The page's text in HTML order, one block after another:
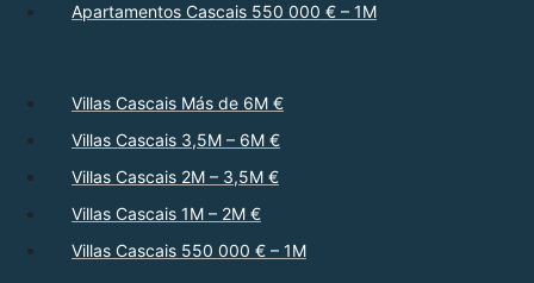
Apartamentos Cascais 550 000 € – 1M
Villas Cascais Más de 6M €
Villas Cascais 3,5M – 6M €
Villas Cascais 2M – 3,5M €
Villas Cascais 1M – 2M €
Villas Cascais 550 000 € – 1M